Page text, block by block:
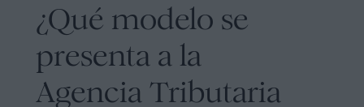
¿Qué modelo se
presenta a la
Agencia Tributaria